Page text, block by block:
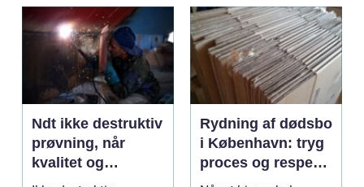
Ndt ikke destruktiv
prøvning, når
kvalitet og
sikkerhed er
Rydning af dødsbo
i København: tryg
proces og respekt
for boet